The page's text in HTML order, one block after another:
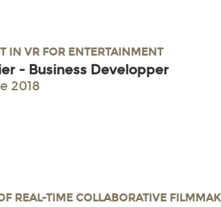
IN VR FOR ENTERTAINMENT
- Business Developper
2018
REAL-TIME COLLABORATIVE